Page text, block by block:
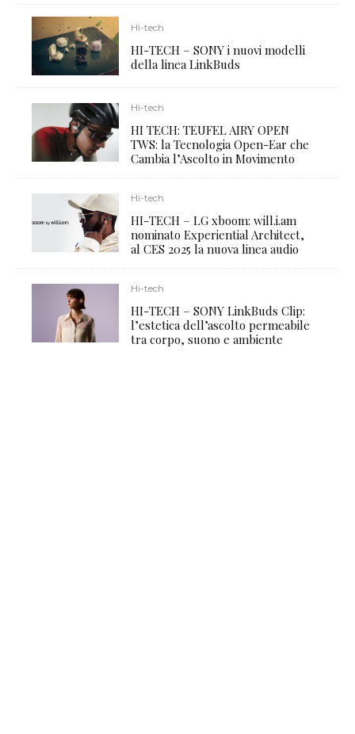
Hi-tech
HI-TECH – SONY i nuovi modelli
della linea LinkBuds
Hi-tech
HI TECH: TEUFEL AIRY OPEN
TWS: la Tecnologia Open-Ear che
Cambia l’Ascolto in Movimento
Hi-tech
HI-TECH – LG xboom: will.i.am
nominato Experiential Architect,
al CES 2025 la nuova linea audio
Hi-tech
HI-TECH – SONY LinkBuds Clip:
l’estetica dell’ascolto permeabile
tra corpo, suono e ambiente